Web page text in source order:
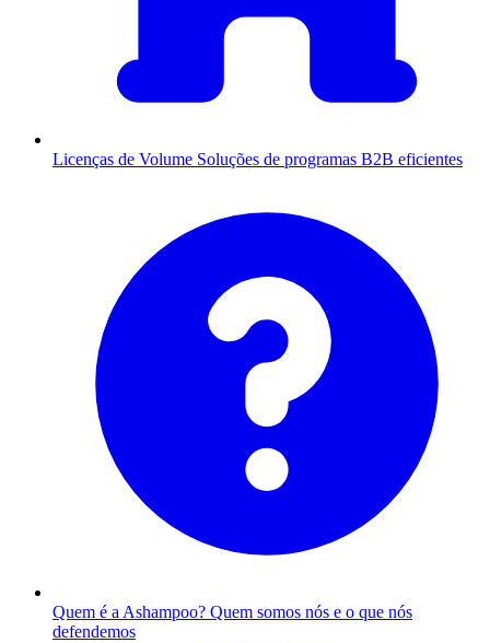
Licenças de Volume Soluções de programas B2B eficientes
Quem é a Ashampoo? Quem somos nós e o que nós
defendemos